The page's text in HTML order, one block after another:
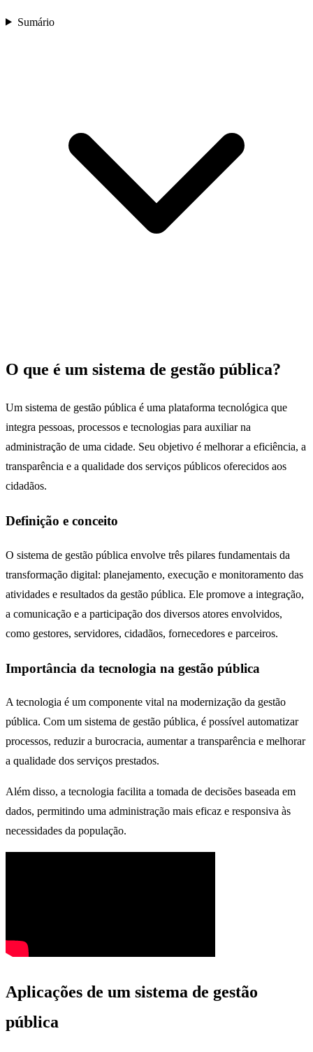
Sumário
O que é um sistema de gestão pública?
Um sistema de gestão pública é uma plataforma tecnológica que
integra pessoas, processos e tecnologias para auxiliar na
administração de uma cidade. Seu objetivo é melhorar a eficiência, a
transparência e a qualidade dos serviços públicos oferecidos aos
cidadãos.
Definição e conceito
O sistema de gestão pública envolve três pilares fundamentais da
transformação digital: planejamento, execução e monitoramento das
atividades e resultados da gestão pública. Ele promove a integração,
a comunicação e a participação dos diversos atores envolvidos,
como gestores, servidores, cidadãos, fornecedores e parceiros.
Importância da tecnologia na gestão pública
A tecnologia é um componente vital na modernização da gestão
pública. Com um sistema de gestão pública, é possível automatizar
processos, reduzir a burocracia, aumentar a transparência e melhorar
a qualidade dos serviços prestados.
Além disso, a tecnologia facilita a tomada de decisões baseada em
dados, permitindo uma administração mais eficaz e responsiva às
necessidades da população.
Aplicações de um sistema de gestão
pública